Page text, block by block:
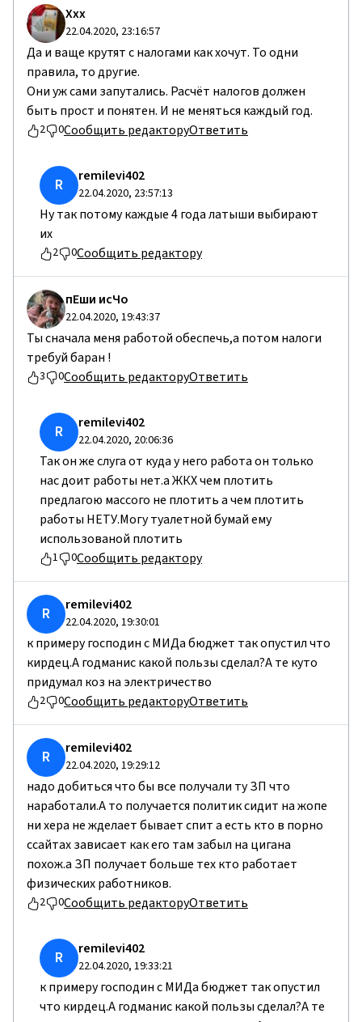
Ххх
22.04.2020, 23:16:57
Да и ваще крутят с налогами как хочут. То одни
правила, то другие.
Они уж сами запутались. Расчёт налогов должен
быть прост и понятен. И не меняться каждый год.
2 0Сообщить редакторуОтветить
R remilevi402
22.04.2020, 23:57:13
Ну так потому каждые 4 года латыши выбирают
их
2 0Сообщить редактору
пЕши исЧо
22.04.2020, 19:43:37
Ты сначала меня работой обеспечь,а потом налоги
требуй баран !
3 0Сообщить редакторуОтветить
R remilevi402
22.04.2020, 20:06:36
Так он же слуга от куда у него работа он только
нас доит работы нет.а ЖКХ чем плотить
предлагою массого не плотить а чем плотить
работы НЕТУ.Могу туалетной бумай ему
использованой плотить
1 0Сообщить редактору
R remilevi402
22.04.2020, 19:30:01
к примеру господин с МИДа бюджет так опустил что
кирдец.А годманис какой пользы сделал?А те куто
придумал коз на электричество
2 0Сообщить редакторуОтветить
R remilevi402
22.04.2020, 19:29:12
надо добиться что бы все получали ту ЗП что
наработали.А то получается политик сидит на жопе
ни хера не жделает бывает спит а есть кто в порно
ссайтах зависает как его там забыл на цигана
похож.а ЗП получает больше тех кто работает
физических работников.
2 0Сообщить редакторуОтветить
R remilevi402
22.04.2020, 19:33:21
к примеру господин с МИДа бюджет так опустил
что кирдец.А годманис какой пользы сделал?А те